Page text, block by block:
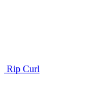
Rip Curl